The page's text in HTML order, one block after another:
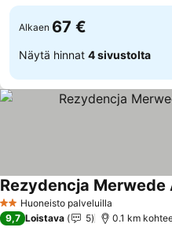
Alkaen 67 €
Näytä hinnat 4 sivustolta
2 Tähtiluokitus
Huoneisto palveluilla
Rezydencja
9,7 Loistava 5 0.1 km